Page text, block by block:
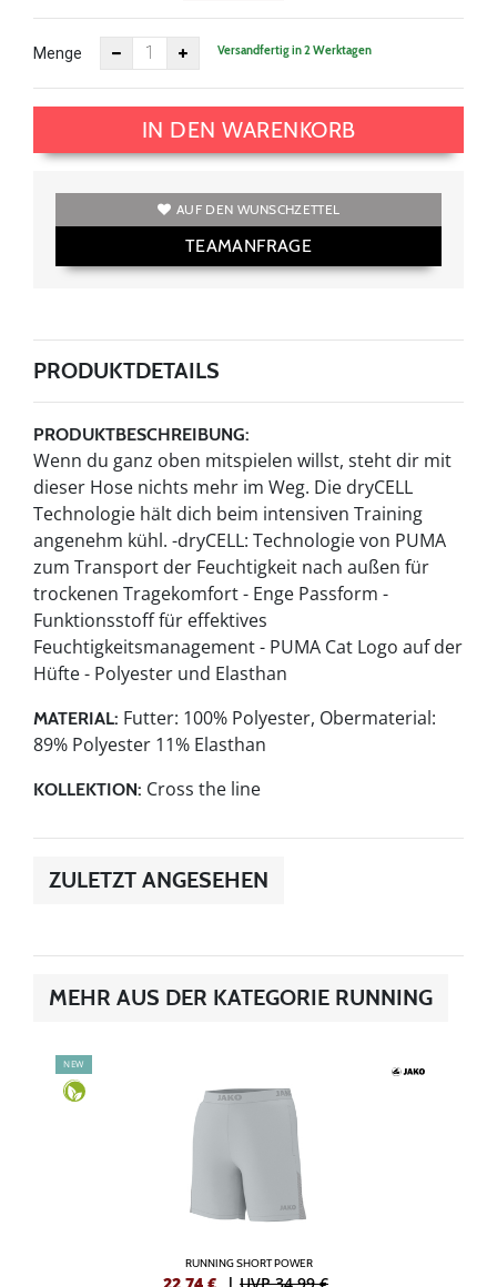
Menge Versandfertig in 2 Werktagen
IN DEN WARENKORB
AUF DEN WUNSCHZETTEL
TEAMANFRAGE
PRODUKTDETAILS
PRODUKTBESCHREIBUNG:
Wenn du ganz oben mitspielen willst, steht dir mit
dieser Hose nichts mehr im Weg. Die dryCELL
Technologie hält dich beim intensiven Training
angenehm kühl. -dryCELL: Technologie von PUMA
zum Transport der Feuchtigkeit nach außen für
trockenen Tragekomfort - Enge Passform -
Funktionsstoff für effektives
Feuchtigkeitsmanagement - PUMA Cat Logo auf der
Hüfte - Polyester und Elasthan
MATERIAL: Futter: 100% Polyester, Obermaterial:
89% Polyester 11% Elasthan
KOLLEKTION: Cross the line
ZULETZT ANGESEHEN
MEHR AUS DER KATEGORIE RUNNING
NEW
RUNNING SHORT POWER